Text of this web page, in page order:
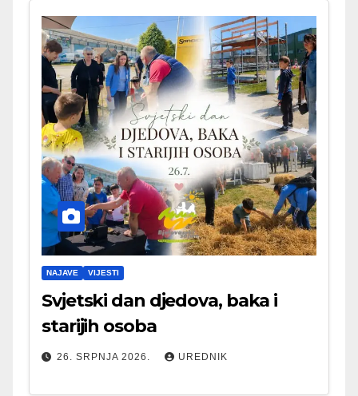
NAJAVE VIJESTI
Svjetski dan djedova, baka i
starijih osoba
26. SRPNJA 2026. UREDNIK